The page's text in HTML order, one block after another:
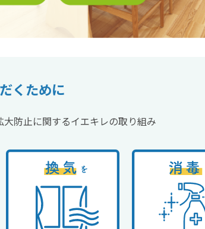
くために
防止に関するイエキレの取り組み